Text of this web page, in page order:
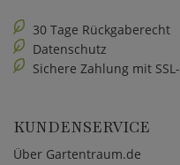
30 Tage Rückgaberecht
Datenschutz
Sichere Zahlung mit
KUNDENSERVICE
Über Gartentraum.de